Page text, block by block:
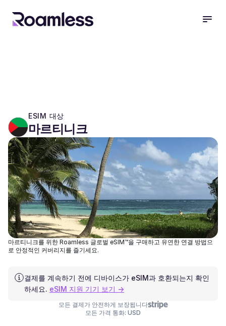
ESIM 대상
마르티니크
마르티니크를 위한 Roamless 글로벌 eSIM™을 구매하고 유연한 연결 방법으
로 안정적인 커버리지를 즐기세요.
결제를 계속하기 전에 디바이스가 eSIM과 호환되는지 확인
하세요. eSIM 지원 기기 보기 →
모든 결제가 안전하게 보장됩니다
모든 가격 통화: USD